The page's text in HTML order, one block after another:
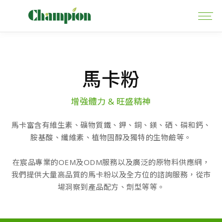
馬卡粉
增強體力 & 旺盛精神
馬卡富含有維生素、礦物質鐵、鉀、銅、鎂、硒、磷和鈣、
胺基酸、纖維素、植物固醇及獨特的生物鹼等。
在宸品專業的OEM及ODM服務以及廣泛的原物料供應網，
我們提供大量高品質的馬卡粉以及全方位的諮詢服務，從市
場洞察到產品配方、劑型等等。